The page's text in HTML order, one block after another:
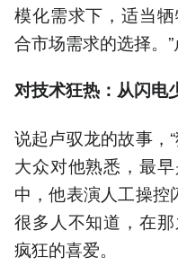
模化需求下，适当
合市场需求的选择。”
对技术狂热：从闪电
说起卢驭龙的故事，
大众对他熟悉，最
中，他表演人工操控
很多人不知道，在
疯狂的喜爱。